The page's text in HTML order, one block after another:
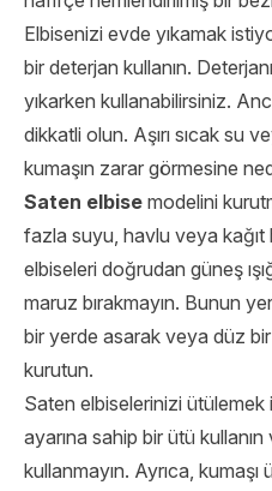
Elbisenizi evde yıkamak
bir deterjan kullanın.
yıkarken kullanabilirsiniz.
dikkatli olun. Aşırı sıcak su
kumaşın zarar görmesine
Saten elbise modelini
fazla suyu, havlu veya kağıt
elbiseleri doğrudan güneş
maruz bırakmayın. Bunun
bir yerde asarak veya düz
kurutun.
Saten elbiselerinizi ütülemek
ayarına sahip bir ütü
kullanmayın. Ayrıca, kumaşı